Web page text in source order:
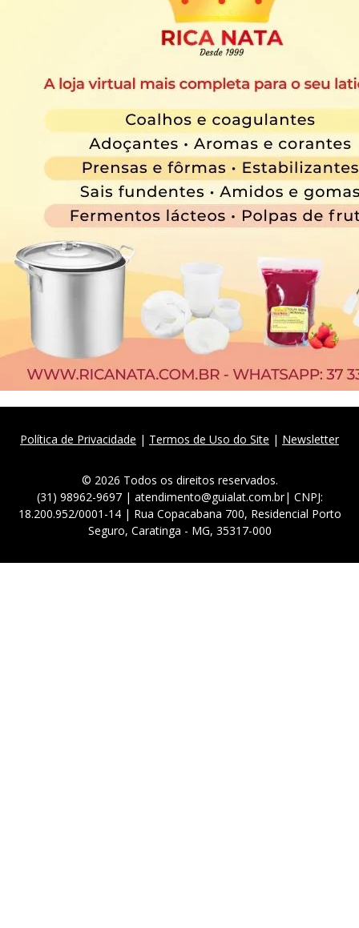
Política de Privacidade | Termos de Uso do Site | Newsletter
© 2026 Todos os direitos reservados.
(31) 98962-9697 | atendimento@guialat.com.br| CNPJ:
18.200.952/0001-14 | Rua Copacabana 700, Residencial Porto
Seguro, Caratinga - MG, 35317-000